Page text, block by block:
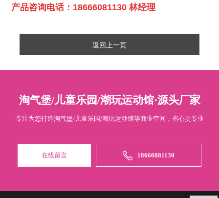
产品咨询电话： 18666081130 林经理
返回上一页
淘气堡/儿童乐园/潮玩运动馆·源头厂家
专注为您打造淘气堡/儿童乐园/潮玩运动馆等商业空间，省心更专业
在线留言 18666081130